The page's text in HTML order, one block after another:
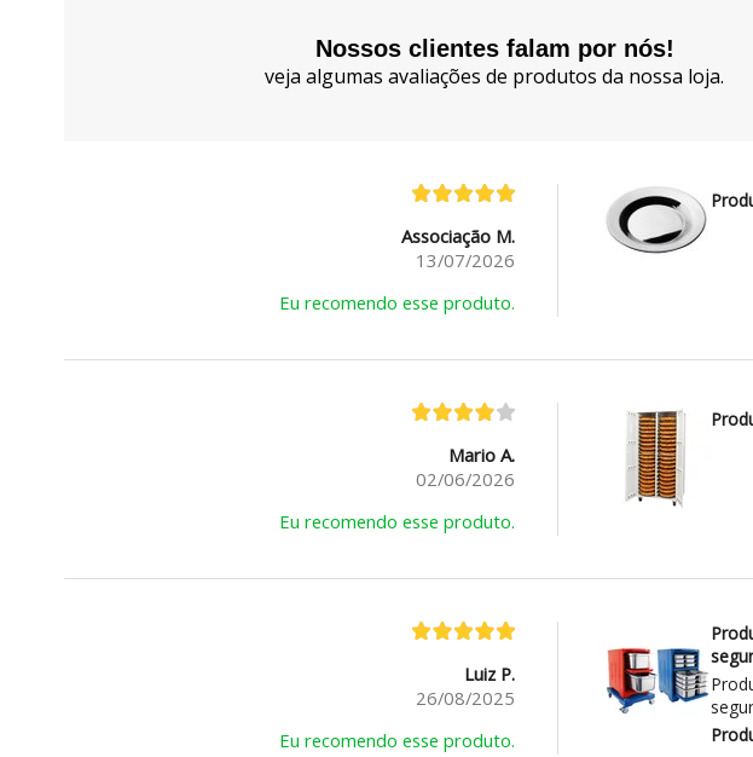
Nossos clientes falam por nós!
veja algumas avaliações de produtos da nossa loja.
Associação M.
13/07/2026
Eu recomendo esse produto.
Mario A.
02/06/2026
Eu recomendo esse produto.
Luiz P.
26/08/2025
Eu recomendo esse produto.